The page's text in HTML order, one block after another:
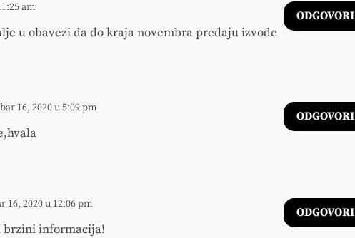
am
u obavezi da do kraja novembra predaju izvode
ODGOVORI
16, 2020 u 5:09 pm
ODGOVORI
16, 2020 u 12:06 pm
brzini informacija!
ODGOVORI